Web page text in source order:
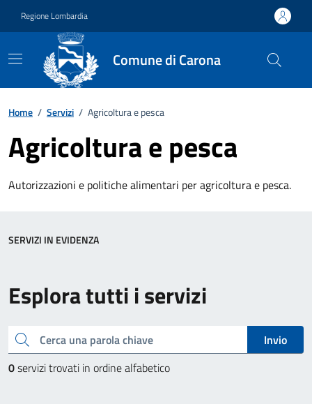
Regione Lombardia
Comune di Carona
Home / Servizi / Agricoltura e pesca
Agricoltura e pesca
Autorizzazioni e politiche alimentari per agricoltura e pesca.
Esplora tutti i servizi
Cerca una parola chiave
Invio
0servizi trovati in ordine alfabetico
SERVIZI IN EVIDENZA